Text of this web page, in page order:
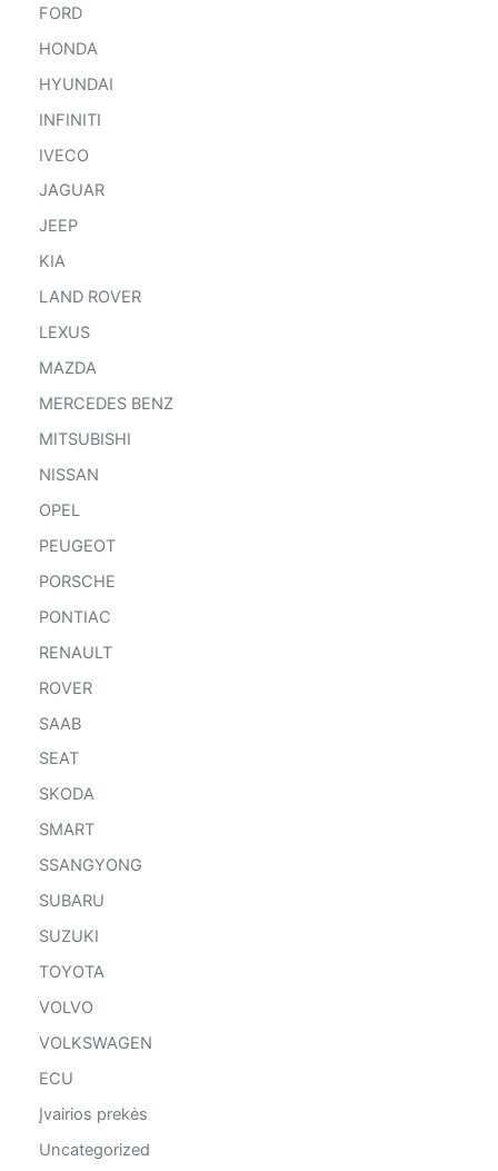
FORD
HONDA
HYUNDAI
INFINITI
IVECO
JAGUAR
JEEP
KIA
LAND ROVER
LEXUS
MAZDA
MERCEDES BENZ
MITSUBISHI
NISSAN
OPEL
PEUGEOT
PORSCHE
PONTIAC
RENAULT
ROVER
SAAB
SEAT
SKODA
SMART
SSANGYONG
SUBARU
SUZUKI
TOYOTA
VOLVO
VOLKSWAGEN
ECU
Įvairios prekės
Uncategorized